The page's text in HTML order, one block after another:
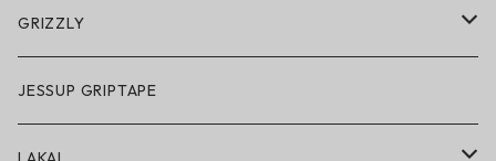
アクセサリー・小物
GRIZZLY
GRIZZLY × POLeR
アパレル
JESSUP GRIPTAPE